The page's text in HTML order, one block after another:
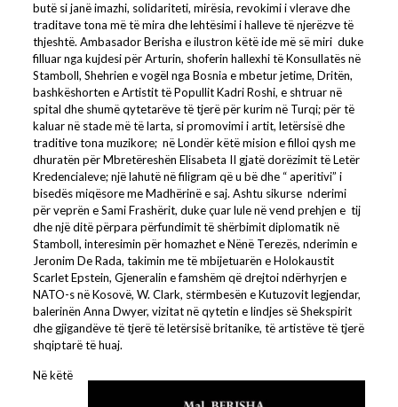
butë si janë imazhi, solidariteti, mirësia, revokimi i vlerave dhe
traditave tona më të mira dhe lehtësimi i halleve të njerëzve të
thjeshtë. Ambasador Berisha e ilustron këtë ide më së miri duke
filluar nga kujdesi për Arturin, shoferin hallexhi të Konsullatës në
Stamboll, Shehrien e vogël nga Bosnia e mbetur jetime, Dritën,
bashkëshorten e Artistit të Popullit Kadri Roshi, e shtruar në
spital dhe shumë qytetarëve të tjerë për kurim në Turqi; për të
kaluar në stade më të larta, si promovimi i artit, letërsisë dhe
traditive tona muzikore; në Londër këtë mision e filloi qysh me
dhuratën për Mbretëreshën Elisabeta II gjatë dorëzimit të Letër
Kredencialeve; një lahutë në filigram që u bë dhe “ aperitivi” i
bisedës miqësore me Madhërinë e saj. Ashtu sikurse nderimi
për veprën e Sami Frashërit, duke çuar lule në vend prehjen e tij
dhe një ditë përpara përfundimit të shërbimit diplomatik në
Stamboll, interesimin për homazhet e Nënë Terezës, nderimin e
Jeronim De Rada, takimin me të mbijetuarën e Holokaustit
Scarlet Epstein, Gjeneralin e famshëm që drejtoi ndërhyrjen e
NATO-s në Kosovë, W. Clark, stërmbesën e Kutuzovit legjendar,
balerinën Anna Dwyer, vizitat në qytetin e lindjes së Shekspirit
dhe gjigandëve të tjerë të letërsisë britanike, të artistëve të tjerë
shqiptarë të huaj.
Në këtë